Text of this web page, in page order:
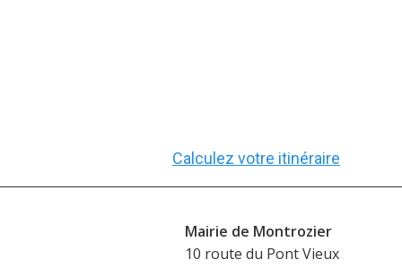
Calculez votre itinéraire
Mairie de Montrozier
10 route du Pont Vieux